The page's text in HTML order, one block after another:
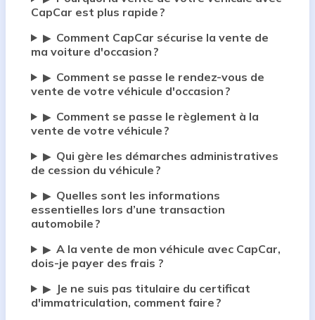
CapCar est plus rapide ?
▶ Comment CapCar sécurise la vente de
ma voiture d'occasion ?
▶ Comment se passe le rendez-vous de
vente de votre véhicule d'occasion ?
▶ Comment se passe le règlement à la
vente de votre véhicule ?
▶ Qui gère les démarches administratives
de cession du véhicule ?
▶ Quelles sont les informations
essentielles lors d’une transaction
automobile ?
▶ A la vente de mon véhicule avec CapCar,
dois-je payer des frais ?
▶
Je ne suis pas titulaire du certificat
d'immatriculation, comment faire ?